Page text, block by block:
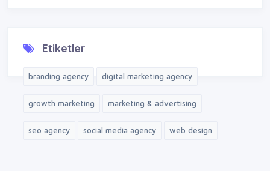
Etiketler
branding agency digital marketing agency
growth marketing marketing & advertising
seo agency social media agency web design